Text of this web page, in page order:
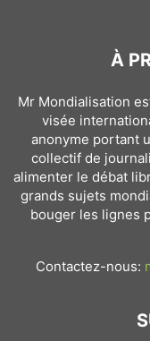
À
Mr Mondialisation
visée
anonyme portant
collectif de
alimenter le débat
grands sujets
bouger les lignes
Contactez-nous: